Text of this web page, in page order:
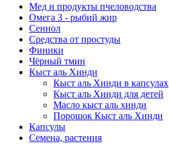
Мед и продукты пчеловодства
Омега 3 - рыбий жир
Сеннол
Средства от простуды
Финики
Чёрный тмин
Кыст аль Хинди
Кыст аль Хинди в капсулах
Кыст аль Хинди для детей
Масло кыст аль хинди
Порошок Кыст аль Хинди
Капсулы
Семена, растения